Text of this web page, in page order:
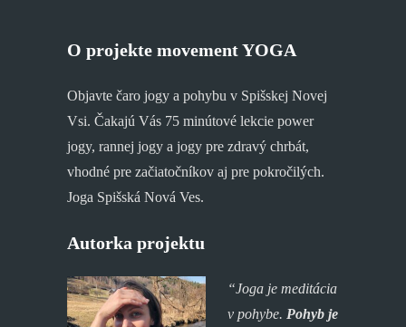
O projekte movement YOGA
Objavte čaro jogy a pohybu v Spišskej Novej
Vsi. Čakajú Vás 75 minútové lekcie power
jogy, rannej jogy a jogy pre zdravý chrbát,
vhodné pre začiatočníkov aj pre pokročilých.
Joga Spišská Nová Ves.
Autorka projektu
“Joga je meditácia
v pohybe. Pohyb je